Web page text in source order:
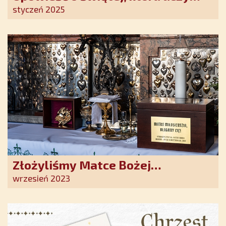
szczerego oddania się Bogu.
nadziei w XXI wieku
styczeń 2025
Złożyliśmy Matce Bożej
Ostrobramskiej pozłacane wotum
wrzesień 2023